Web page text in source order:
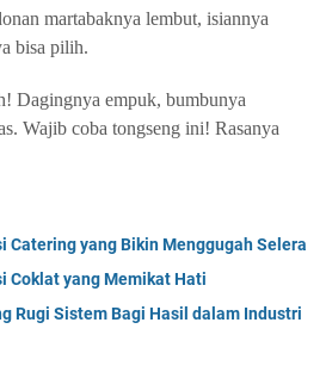
martabaknya lembut, isiannya
bisa pilih.
Dagingnya empuk, bumbunya
Wajib coba tongseng ini! Rasanya
Catering yang Bikin Menggugah Selera
Coklat yang Memikat Hati
Rugi Sistem Bagi Hasil dalam Industri